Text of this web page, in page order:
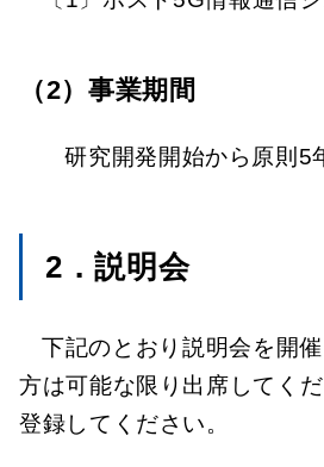
（2）事業期間
研究開発開始から原則5
2．説明会
下記のとおり説明会を開
方は可能な限り出席してく
登録してください。